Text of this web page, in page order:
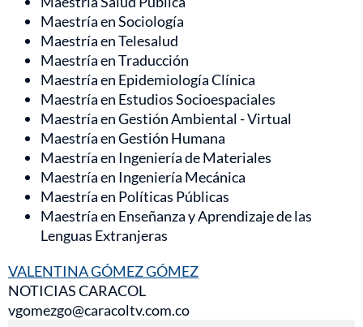
Maestría en Sociología
Maestría en Telesalud
Maestría en Traducción
Maestría en Epidemiología Clínica
Maestría en Estudios Socioespaciales
Maestría en Gestión Ambiental - Virtual
Maestría en Gestión Humana
Maestría en Ingeniería de Materiales
Maestría en Ingeniería Mecánica
Maestría en Políticas Públicas
Maestría en Enseñanza y Aprendizaje de las
Lenguas Extranjeras
VALENTINA GÓMEZ GÓMEZ
NOTICIAS CARACOL
vgomezgo@caracoltv.com.co